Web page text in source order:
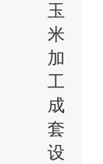
玉
米
加
工
成
套
设